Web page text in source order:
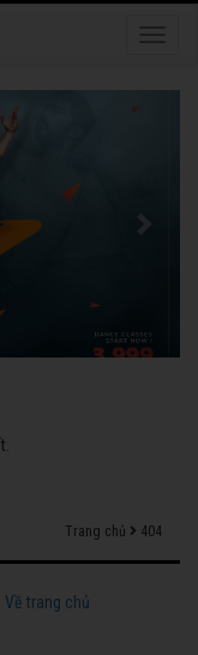
Trang chủ 404
Về trang chủ